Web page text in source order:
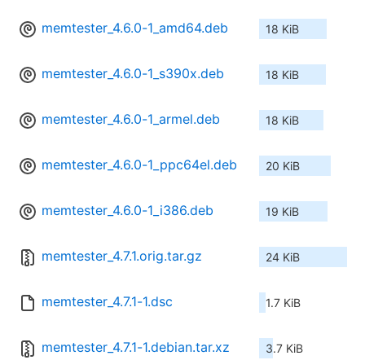
memtester_4.6.0-1_amd64.deb 18 KiB
memtester_4.6.0-1_s390x.deb 18 KiB
memtester_4.6.0-1_armel.deb 18 KiB
memtester_4.6.0-1_ppc64el.deb 20 KiB
memtester_4.6.0-1_i386.deb 19 KiB
memtester_4.7.1.orig.tar.gz 24 KiB
memtester_4.7.1-1.dsc 1.7 KiB
memtester_4.7.1-1.debian.tar.xz 3.7 KiB